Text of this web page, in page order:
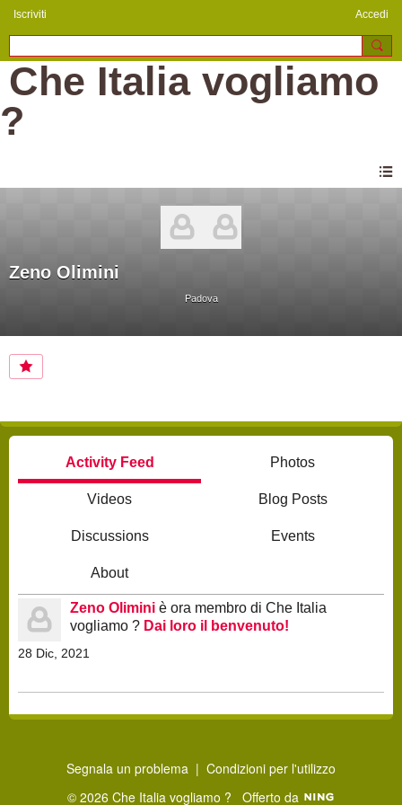
Iscriviti Accedi
Che Italia vogliamo
?
Zeno Olimini
Padova
Activity Feed Photos
Videos Blog Posts
Discussions Events
About
Zeno Olimini è ora membro di Che Italia
vogliamo ? Dai loro il benvenuto!
28 Dic, 2021
Segnala un problema | Condizioni per l'utilizzo
© 2026 Che Italia vogliamo ? Offerto da